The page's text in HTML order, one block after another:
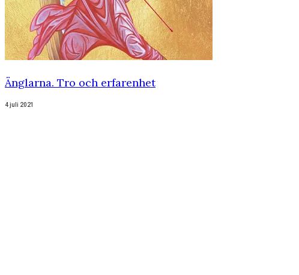
Änglarna. Tro och erfarenhet
4 juli 2021